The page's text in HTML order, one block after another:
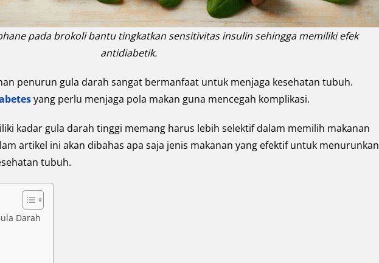
pada brokoli bantu tingkatkan sensitivitas insulin sehingga memiliki efek
antidiabetik.
penurun gula darah sangat bermanfaat untuk menjaga kesehatan tubuh.
yang perlu menjaga pola makan guna mencegah komplikasi.
kadar gula darah tinggi memang harus lebih selektif dalam memilih makanan
artikel ini akan dibahas apa saja jenis makanan yang efektif untuk menurunkan
tubuh.
Darah